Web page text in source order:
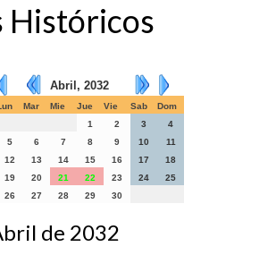
Históricos
Abril, 2032
Mar Mie Jue Vie Sab
Dom
1
2 3
4
5
6 7 8 9 10
11
12
13 14 15 16 17
18
19
20 21 22 23 24
25
26
27 28 29 30
de 2032